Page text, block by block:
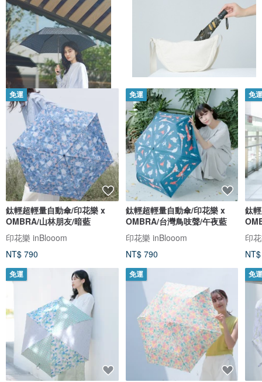
免運
鈦輕超輕量自動傘/印花樂 x
OMBRA/山林朋友/暗藍
印花樂 inBlooom
NT$ 790
免運
免運
鈦輕超輕量自動傘/印花樂 x
OMBRA/台灣鳥吱聲/午夜藍
印花樂 inBlooom
NT$ 790
免運
免
鈦
印
免